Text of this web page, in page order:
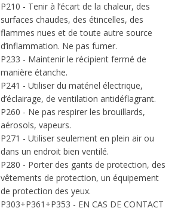
P210 - Tenir à l’écart de la chaleur, des
surfaces chaudes, des étincelles, des
flammes nues et de toute autre source
d’inflammation. Ne pas fumer.
P233 - Maintenir le récipient fermé de
manière étanche.
P241 - Utiliser du matériel électrique,
d’éclairage, de ventilation antidéflagrant.
P260 - Ne pas respirer les brouillards,
aérosols, vapeurs.
P271 - Utiliser seulement en plein air ou
dans un endroit bien ventilé.
P280 - Porter des gants de protection, des
vêtements de protection, un équipement
de protection des yeux.
P303+P361+P353 - EN CAS DE CONTACT